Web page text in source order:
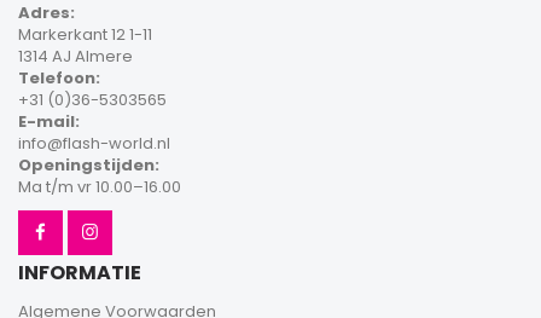
Adres:
Markerkant 12 1-11
1314 AJ Almere
Telefoon:
+31 (0)36-5303565
E-mail:
info@flash-world.nl
Openingstijden:
Ma t/m vr 10.00–16.00
INFORMATIE
Algemene Voorwaarden